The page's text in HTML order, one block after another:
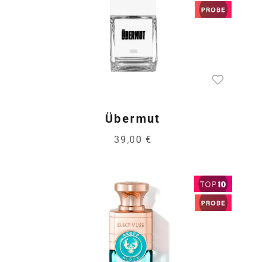
Übermut
39,00 €